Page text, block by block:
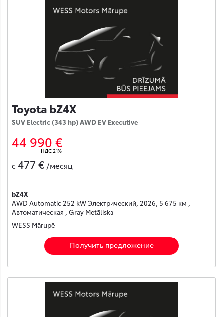
Toyota bZ4X
SUV Electric (343 hp) AWD EV Executive
44 990 €
НДС 21%
с 477 € /месяц
bZ4X
AWD Automatic 252 kW Электрический, 2026, 5 675 км ,
Автоматическая , Gray Metāliska
WESS Mārupē
Получить предложение